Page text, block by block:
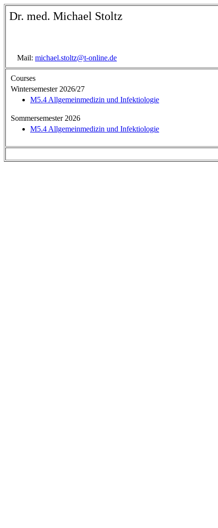
Dr. med. Michael Stoltz
Mail: michael.stoltz@t-online.de
Courses
Wintersemester 2026/27
M5.4 Allgemeinmedizin und Infektiologie
Sommersemester 2026
M5.4 Allgemeinmedizin und Infektiologie